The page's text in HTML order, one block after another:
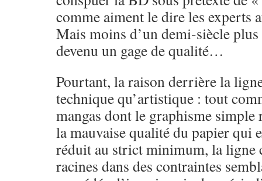
comme aiment le dire les experts
Mais moins d’un demi-siècle plus
devenu un gage de qualité…
Pourtant, la raison derrière la
technique qu’artistique : tout
mangas dont le graphisme simple
la mauvaise qualité du papier qui
réduit au strict minimum, la ligne
racines dans des contraintes